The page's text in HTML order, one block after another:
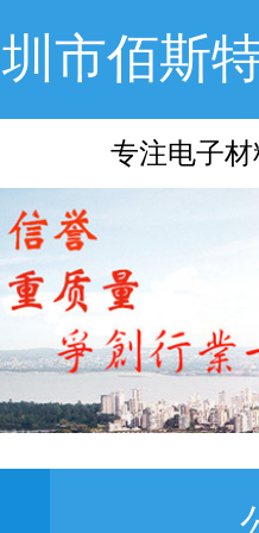
市佰斯
专注电子材